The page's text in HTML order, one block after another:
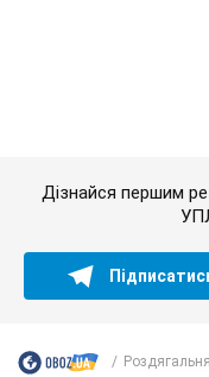
Важливе